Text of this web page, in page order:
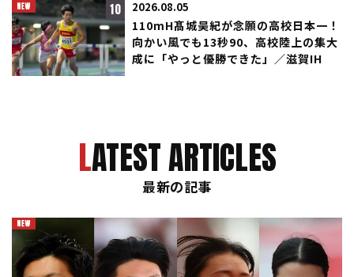
10 2026.08.05
110mH髙城昊紀が念願の高校日本一！
向かい風でも13秒90、高校陸上の集大
成に「やっと優勝できた」／滋賀IH
LATEST ARTICLES
最新の記事